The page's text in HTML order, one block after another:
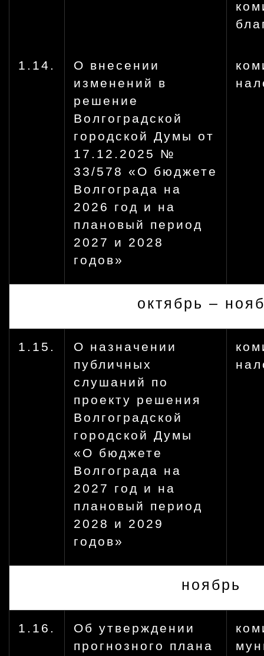
1.14.
О внесении
изменений в
решение
Волгоградской
городской Думы от
17.12.2025 №
33/578 «О бюджете
Волгограда на
2026 год и на
плановый период
2027 и 2028
годов»
октябрь –
1.15.
О назначении
публичных
слушаний по
проекту решения
Волгоградской
городской Думы
«О бюджете
Волгограда на
2027 год и на
плановый период
2028 и 2029
годов»
ноябрь
1.16.
Об утверждении
прогнозного плана